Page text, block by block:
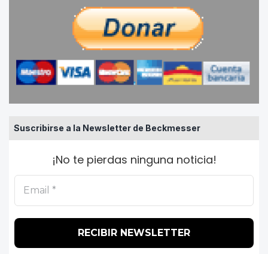
Suscribirse a la Newsletter de Beckmesser
¡No te pierdas ninguna noticia!